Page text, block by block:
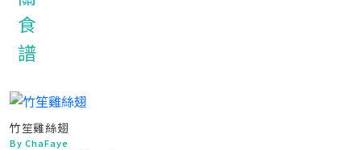
竹笙雞絲翅
By ChaFaye